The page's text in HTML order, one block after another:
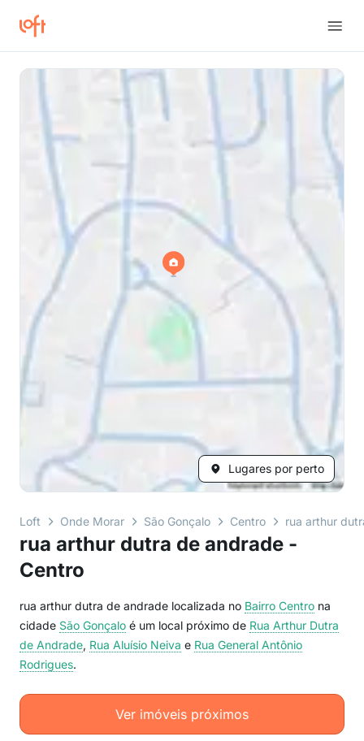
Lugares por perto
Loft Onde Morar São Gonçalo Centro rua arthur
rua arthur dutra de andrade -
Centro
rua arthur dutra de andrade localizada no Bairro Centro na
cidade São Gonçalo é um local próximo de Rua Arthur Dutra
de Andrade, Rua Aluísio Neiva e Rua General Antônio
Rodrigues.
Ver imóveis próximos